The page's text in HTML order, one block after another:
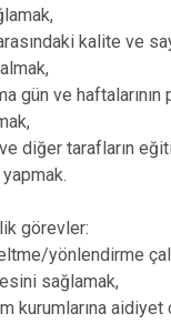
kalite ve
gün ve haftalarının
diğer tarafların
görevler:
yönlendirme
sağlamak,
kurumlarına aidiyet